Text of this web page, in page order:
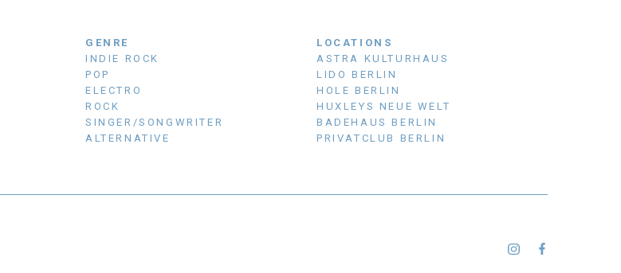
GENRE
INDIE ROCK
POP
ELECTRO
ROCK
SINGER/SONGWRITER
ALTERNATIVE
LOCATIONS
ASTRA KULTURHAUS
LIDO BERLIN
HOLE BERLIN
HUXLEYS NEUE WELT
BADEHAUS BERLIN
PRIVATCLUB BERLIN